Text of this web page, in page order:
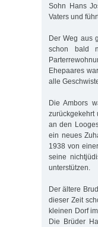
Sohn Hans
Vaters und
Der Weg aus
schon bald
Ehepaares
alle
Die Ambors
zurückgekehrt
an den
ein neues
1938 von
seine
unterstützen.
Der ältere
dieser Zeit
kleinen Dorf
Die Brüder